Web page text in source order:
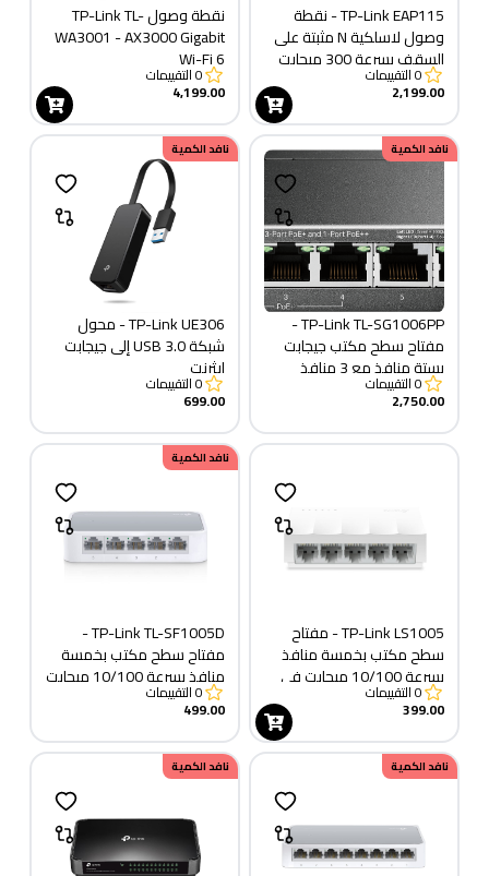
TP-Link EAP115 - نقطة
وصول لاسلكية N مثبتة على
السقف بسرعة 300 ميجابت
في الثانية
0التقييمات
2,199.00
نقطة وصول TP-Link TL-
WA3001 - AX3000 Gigabit
Wi-Fi 6
0التقييمات
4,199.00
نافد الكمية
TP-Link TL-SG1006PP -
مفتاح سطح مكتب جيجابت
بستة منافذ مع 3 منافذ
PoE+ و1 منفذ PoE++0التقييمات
2,750.00
نافد الكمية
TP-Link UE306 - محول
شبكة USB 3.0 إلى جيجابت
إيثرنت
0التقييمات
699.00
TP-Link LS1005 - مفتاح
سطح مكتب بخمسة منافذ
بسرعة 10/100 ميجابت في
الثانية
0التقييمات
399.00
نافد الكمية
TP-Link TL-SF1005D -
مفتاح سطح مكتب بخمسة
منافذ بسرعة 10/100 ميجابت
في الثانية
0التقييمات
499.00
نافد الكمية نافد الكمية